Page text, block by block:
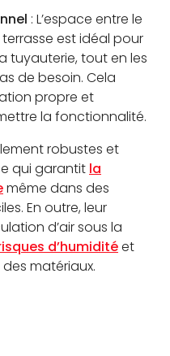
: L’espace entre le
est idéal pour
tuyauterie, tout en les
de besoin. Cela
propre et
la fonctionnalité.
robustes et
qui garantit la
même dans des
En outre, leur
d’air sous la
d’humiditéet
matériaux.